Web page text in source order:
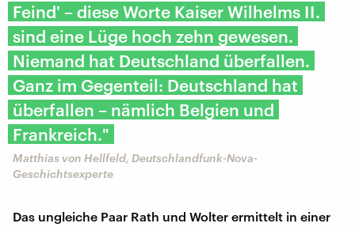
Feind' – diese Worte Kaiser Wilhelms II.
sind eine Lüge hoch zehn gewesen.
Niemand hat Deutschland überfallen.
Ganz im Gegenteil: Deutschland hat
überfallen – nämlich Belgien und
Frankreich."
Matthias von Hellfeld, Deutschlandfunk-Nova-
Geschichtsexperte
Das ungleiche Paar Rath und Wolter ermittelt in einer